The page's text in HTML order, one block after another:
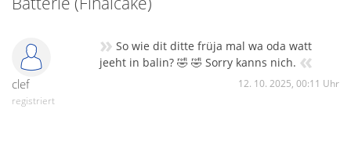
clef
registriert
» So wie dit ditte früja mal wa oda watt
jeeht in balin? 🤣 🤣 Sorry kanns nich. «
12. 10. 2025, 00:11 Uhr